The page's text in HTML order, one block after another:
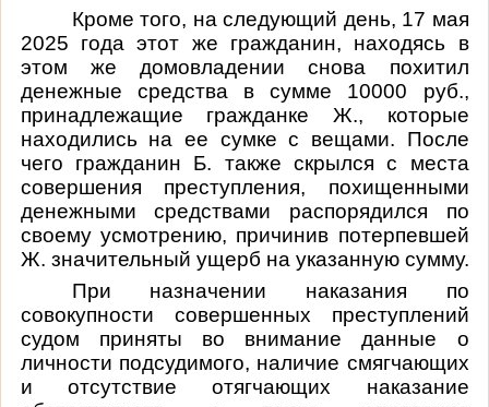
Кроме того, на следующий день, 17 мая
2025 года этот же гражданин, находясь в
этом же домовладении снова похитил
денежные средства в сумме 10000 руб.,
принадлежащие гражданке Ж., которые
находились на ее сумке с вещами. После
чего гражданин Б. также скрылся с места
совершения преступления, похищенными
денежными средствами распорядился по
своему усмотрению, причинив потерпевшей
Ж. значительный ущерб на указанную сумму.
При назначении наказания по
совокупности совершенных преступлений
судом приняты во внимание данные о
личности подсудимого, наличие смягчающих
и отсутствие отягчающих наказание